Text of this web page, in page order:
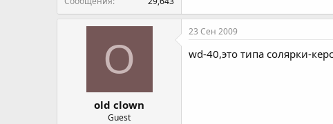
O
old clown
Guest
23 Сен 2009
wd-40,это типа солярки-